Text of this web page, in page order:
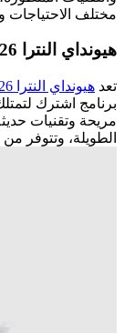
مختلف الاحتياجات
هيونداي النترا 2026
تعد هيونداي النترا 2026
برنامج اشترك
مريحة وتقنيات
الطويلة، وتتوفر من